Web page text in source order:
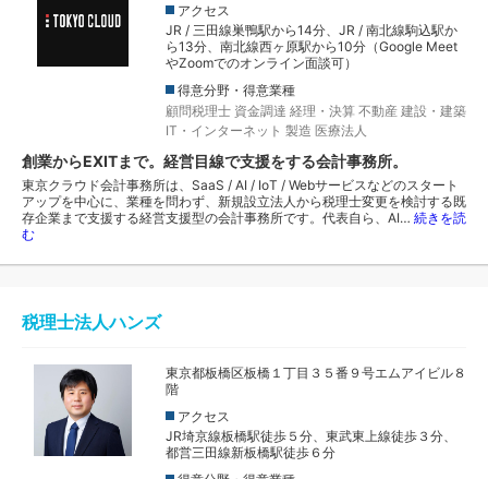
アクセス
JR / 三田線巣鴨駅から14分、JR / 南北線駒込駅か
ら13分、南北線西ヶ原駅から10分（Google Meet
やZoomでのオンライン面談可）
得意分野・得意業種
顧問税理士 資金調達 経理・決算 不動産 建設・建築
IT・インターネット 製造 医療法人
創業からEXITまで。経営目線で支援をする会計事務所。
東京クラウド会計事務所は、SaaS / AI / IoT / Webサービスなどのスタート
アップを中心に、業種を問わず、新規設立法人から税理士変更を検討する既
存企業まで支援する経営支援型の会計事務所です。代表自ら、AI… 続きを読
む
税理士法人ハンズ
東京都板橋区板橋１丁目３５番９号エムアイビル８
階
アクセス
JR埼京線板橋駅徒歩５分、東武東上線徒歩３分、
都営三田線新板橋駅徒歩６分